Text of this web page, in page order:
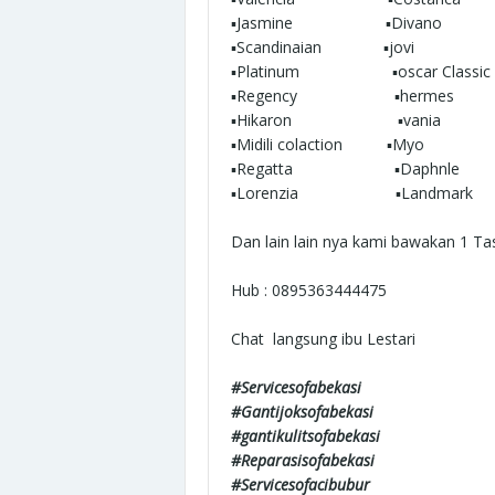
▪︎Jasmine ▪︎Divano
▪︎Scandinaian ▪︎jovi
▪︎Platinum ▪︎oscar Classic
▪︎Regency ▪︎hermes
▪︎Hikaron ▪︎vania
▪︎Midili colaction ▪︎Myo
▪︎Regatta ▪︎Daphnle
▪︎Lorenzia ▪︎Landmark
Dan lain lain nya kami bawakan 1
Hub : 0895363444475
Chat langsung ibu Lestari
#Servicesofabekasi
#Gantijoksofabekasi
#gantikulitsofabekasi
#Reparasisofabekasi
#Servicesofacibubur